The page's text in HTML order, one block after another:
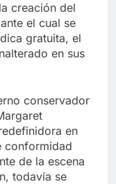
creación del
el cual se
gratuita, el
en sus
conservador
en
conformidad
de la escena
todavía se